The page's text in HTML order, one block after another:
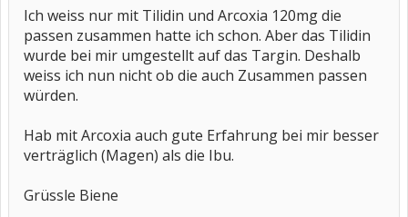
Ich weiss nur mit Tilidin und Arcoxia 120mg die
passen zusammen hatte ich schon. Aber das Tilidin
wurde bei mir umgestellt auf das Targin. Deshalb
weiss ich nun nicht ob die auch Zusammen passen
würden.
Hab mit Arcoxia auch gute Erfahrung bei mir besser
verträglich (Magen) als die Ibu.
Grüssle Biene